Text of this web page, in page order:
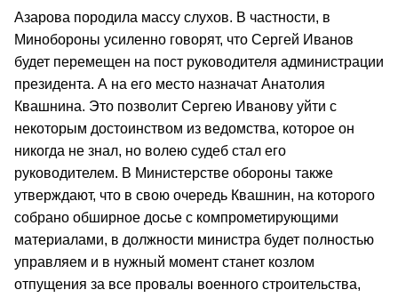
Азарова породила массу слухов. В частности, в
Минобороны усиленно говорят, что Сергей Иванов
будет перемещен на пост руководителя администрации
президента. А на его место назначат Анатолия
Квашнина. Это позволит Сергею Иванову уйти с
некоторым достоинством из ведомства, которое он
никогда не знал, но волею судеб стал его
руководителем. В Министерстве обороны также
утверждают, что в свою очередь Квашнин, на которого
собрано обширное досье с компрометирующими
материалами, в должности министра будет полностью
управляем и в нужный момент станет козлом
отпущения за все провалы военного строительства,